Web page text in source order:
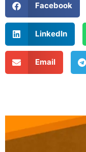
Facebook
LinkedIn
Email